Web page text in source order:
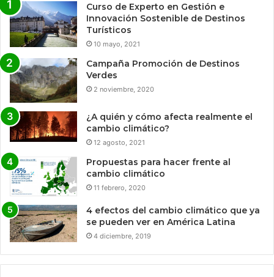
Curso de Experto en Gestión e
Innovación Sostenible de Destinos
Turísticos
10 mayo, 2021
Campaña Promoción de Destinos
Verdes
2 noviembre, 2020
¿A quién y cómo afecta realmente el
cambio climático?
12 agosto, 2021
Propuestas para hacer frente al
cambio climático
11 febrero, 2020
4 efectos del cambio climático que ya
se pueden ver en América Latina
4 diciembre, 2019